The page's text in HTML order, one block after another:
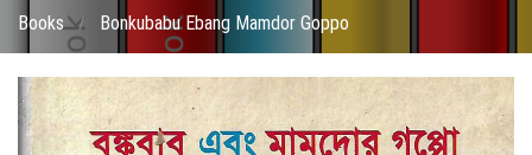
Books / Bonkubabu Ebang Mamdor Goppo